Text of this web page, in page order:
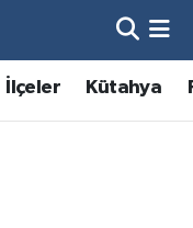
İlçeler Kütahya